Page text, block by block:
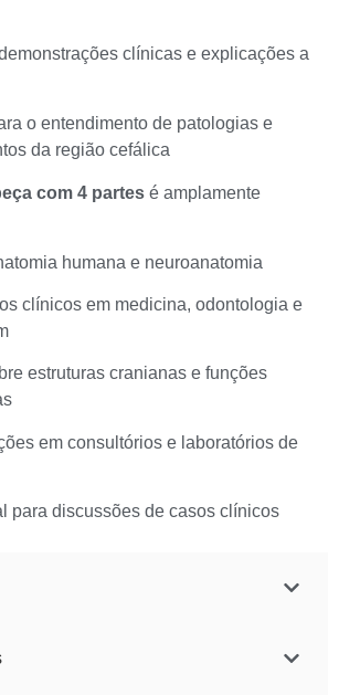
clínicas e explicações a
o entendimento de patologias e
da região cefálica
com 4 partes é amplamente
humana e neuroanatomia
clínicos em medicina, odontologia e
estruturas cranianas e funções
em consultórios e laboratórios de
para discussões de casos clínicos